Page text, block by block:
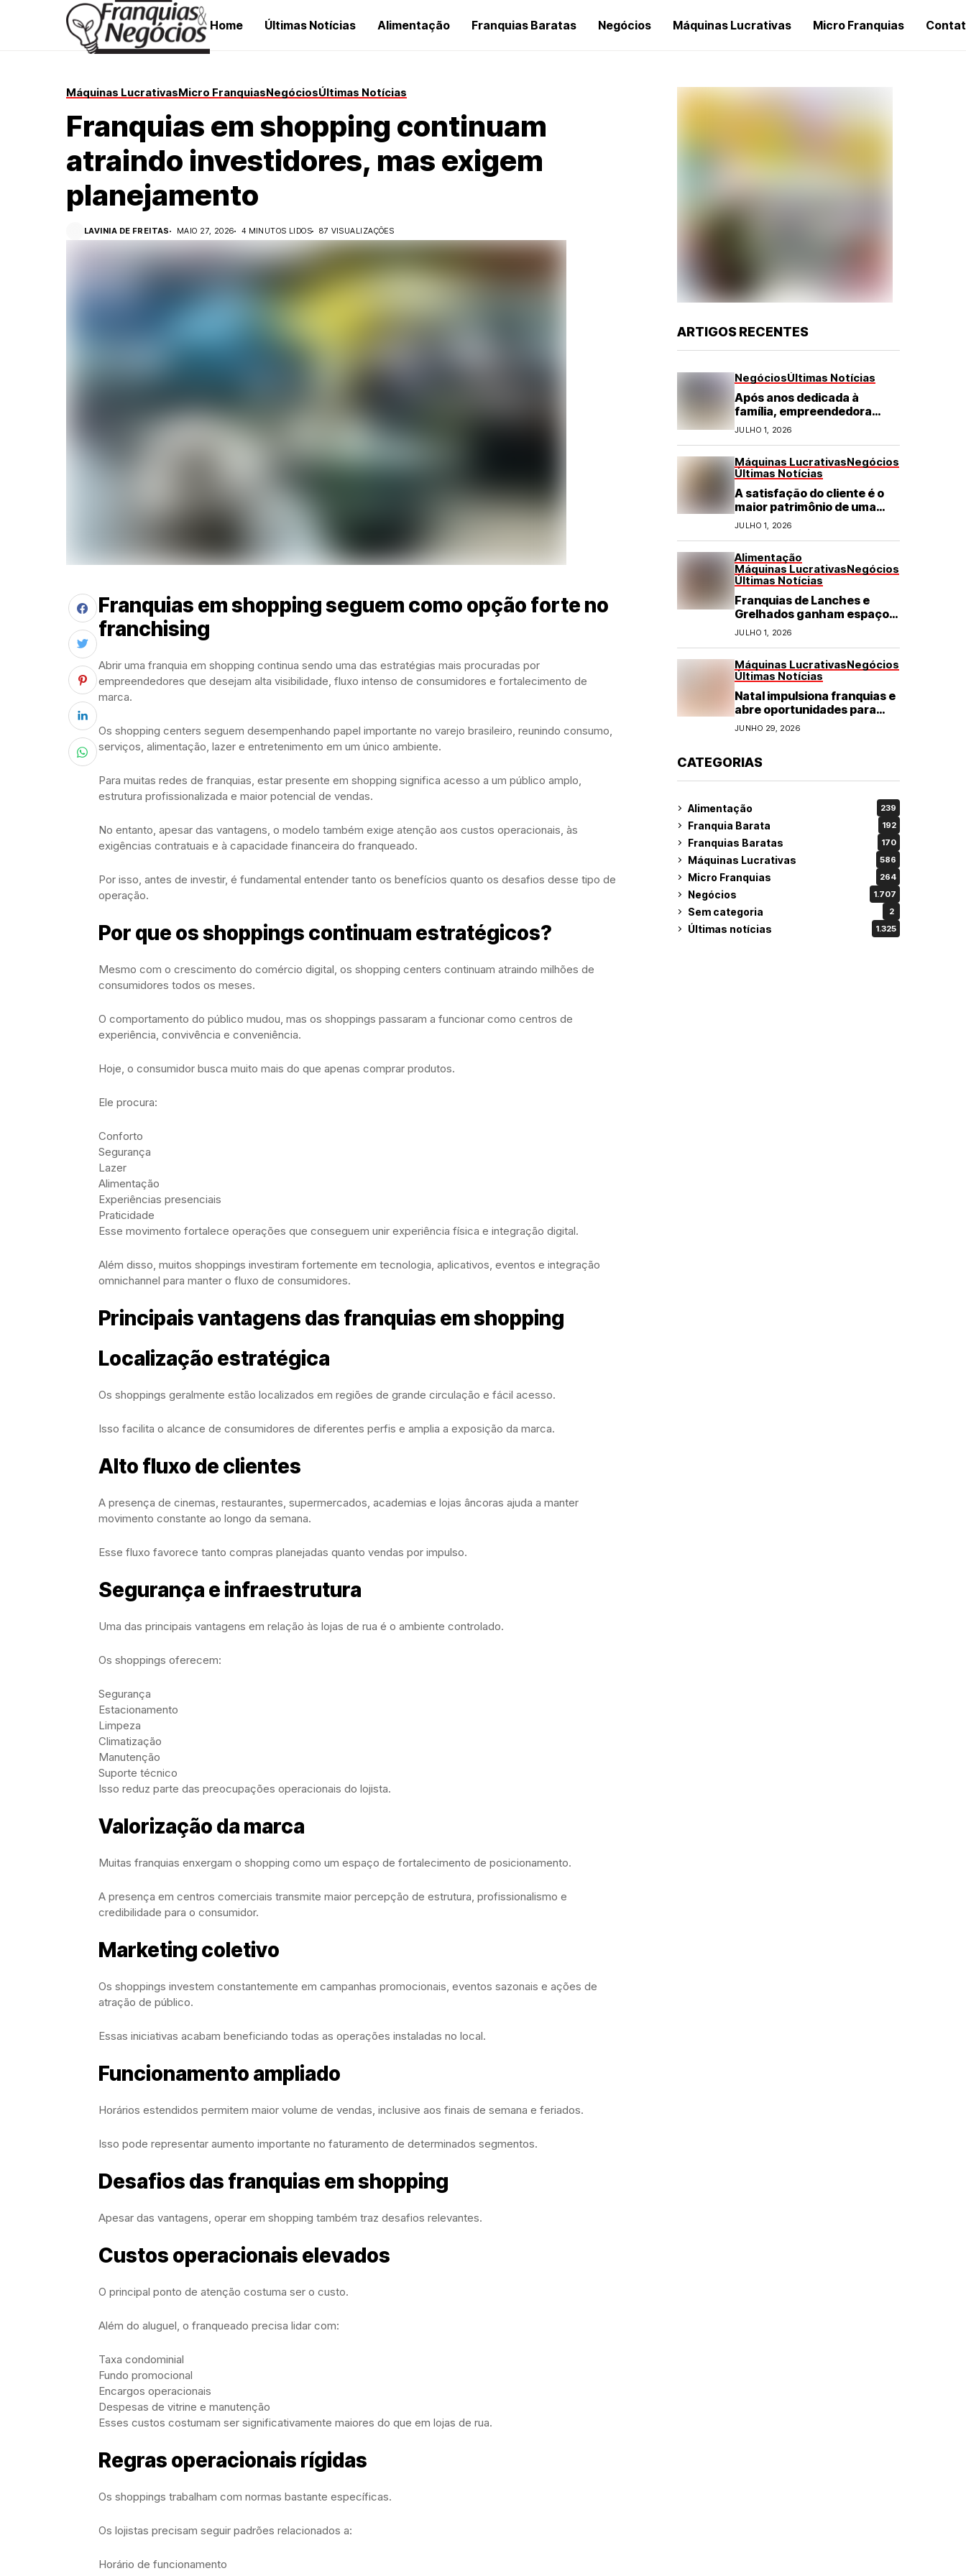
Home Últimas Notícias Alimentação Franquias Baratas Negócios Máquinas Lucrativas Micro Franquias
Máquinas LucrativasMicro FranquiasNegóciosÚltimas Notícias
Franquias em shopping continuam
atraindo investidores, mas exigem
planejamento
LAVINIA DE FREITAS MAIO 27, 2026 4 MINUTOS LIDOS 87 VISUALIZAÇÕES
Franquias em shopping seguem como opção forte no
franchising
Abrir uma franquia em shopping continua sendo uma das estratégias mais procuradas por
empreendedores que desejam alta visibilidade, fluxo intenso de consumidores e fortalecimento de
marca.
Os shopping centers seguem desempenhando papel importante no varejo brasileiro, reunindo consumo,
serviços, alimentação, lazer e entretenimento em um único ambiente.
Para muitas redes de franquias, estar presente em shopping significa acesso a um público amplo,
estrutura profissionalizada e maior potencial de vendas.
No entanto, apesar das vantagens, o modelo também exige atenção aos custos operacionais, às
exigências contratuais e à capacidade financeira do franqueado.
Por isso, antes de investir, é fundamental entender tanto os benefícios quanto os desafios desse tipo de
operação.
Por que os shoppings continuam estratégicos?
Mesmo com o crescimento do comércio digital, os shopping centers continuam atraindo milhões de
consumidores todos os meses.
O comportamento do público mudou, mas os shoppings passaram a funcionar como centros de
experiência, convivência e conveniência.
Hoje, o consumidor busca muito mais do que apenas comprar produtos.
Ele procura:
Conforto
Segurança
Lazer
Alimentação
Experiências presenciais
Praticidade
Esse movimento fortalece operações que conseguem unir experiência física e integração digital.
Além disso, muitos shoppings investiram fortemente em tecnologia, aplicativos, eventos e integração
omnichannel para manter o fluxo de consumidores.
Principais vantagens das franquias em shopping
Localização estratégica
Os shoppings geralmente estão localizados em regiões de grande circulação e fácil acesso.
Isso facilita o alcance de consumidores de diferentes perfis e amplia a exposição da marca.
Alto fluxo de clientes
A presença de cinemas, restaurantes, supermercados, academias e lojas âncoras ajuda a manter
movimento constante ao longo da semana.
Esse fluxo favorece tanto compras planejadas quanto vendas por impulso.
Segurança e infraestrutura
Uma das principais vantagens em relação às lojas de rua é o ambiente controlado.
Os shoppings oferecem:
Segurança
Estacionamento
Limpeza
Climatização
Manutenção
Suporte técnico
Isso reduz parte das preocupações operacionais do lojista.
Valorização da marca
Muitas franquias enxergam o shopping como um espaço de fortalecimento de posicionamento.
A presença em centros comerciais transmite maior percepção de estrutura, profissionalismo e
credibilidade para o consumidor.
Marketing coletivo
Os shoppings investem constantemente em campanhas promocionais, eventos sazonais e ações de
atração de público.
Essas iniciativas acabam beneficiando todas as operações instaladas no local.
Funcionamento ampliado
Horários estendidos permitem maior volume de vendas, inclusive aos finais de semana e feriados.
Isso pode representar aumento importante no faturamento de determinados segmentos.
Desafios das franquias em shopping
Apesar das vantagens, operar em shopping também traz desafios relevantes.
Custos operacionais elevados
O principal ponto de atenção costuma ser o custo.
Além do aluguel, o franqueado precisa lidar com:
Taxa condominial
Fundo promocional
Encargos operacionais
Despesas de vitrine e manutenção
Esses custos costumam ser significativamente maiores do que em lojas de rua.
Regras operacionais rígidas
Os shoppings trabalham com normas bastante específicas.
Os lojistas precisam seguir padrões relacionados a:
Horário de funcionamento
ARTIGOS RECENTES
NegóciosÚltimas Notícias
Após anos dedicada à
família, empreendedora
transforma franquia de
turismo em negócio de
JULHO 1, 2026
Máquinas LucrativasNegócios
Últimas Notícias
A satisfação do cliente é o
maior patrimônio de uma
franquia
JULHO 1, 2026
Alimentação
Máquinas LucrativasNegócios
Últimas Notícias
Franquias de Lanches e
Grelhados ganham espaço
com demanda por refeições
rápidas e de qualidade
JULHO 1, 2026
Máquinas LucrativasNegócios
Últimas Notícias
Natal impulsiona franquias e
abre oportunidades para
diversos segmentos do
JUNHO 29, 2026
CATEGORIAS
Alimentação 239
Franquia Barata 192
Franquias Baratas 170
Máquinas Lucrativas 586
Micro Franquias 264
Negócios 1.707
Sem categoria 2
Últimas notícias 1.325